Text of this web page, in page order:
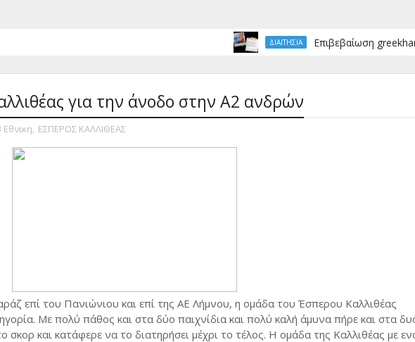
ΔΙΑΙΤΗΣΙΑ Επιβεβαίωση
για την άνοδο στην Α2 ανδρών
Εθνικη, ΕΣΠΕΡΟΣ ΚΑΛΛΙΘΕΑΣ
επί του Πανιώνιου και επί της ΑΕ Λήμνου, η ομάδα του Έσπερου Καλλιθέας
Με πολύ πάθος και στα δύο παιχνίδια και πολύ καλή άμυνα πήρε και στα
και κατάφερε να το διατηρήσει μέχρι το τέλος. Η ομάδα της Καλλιθέας με